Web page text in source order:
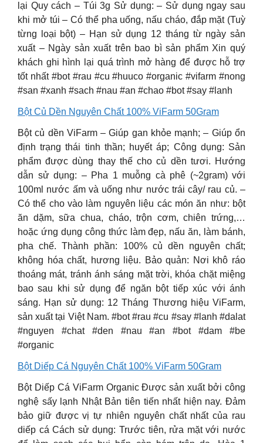
lại Quy cách – Túi 3g Sử dụng: – Sử dụng ngay sau
khi mở túi – Có thể pha uống, nấu cháo, đắp mặt (Tuỳ
từng loại bột) – Hạn sử dụng 12 tháng từ ngày sản
xuất – Ngày sản xuất trên bao bì sản phẩm Xin quý
khách ghi hình lại quá trình mở hàng để được hỗ trợ
tốt nhất #bot #rau #cu #huuco #organic #vifarm #nong
#san #xanh #sach #nau #an #chao #bot #say #lanh
Bột Củ Dền Nguyên Chất 100% ViFarm 50Gram
Bột củ dền ViFarm – Giúp gan khỏe mạnh; – Giúp ổn
định trạng thái tinh thần; huyết áp; Công dụng: Sản
phẩm được dùng thay thế cho củ dền tươi. Hướng
dẫn sử dụng: – Pha 1 muỗng cà phê (~2gram) với
100ml nước ấm và uống như nước trái cây/ rau củ. –
Có thể cho vào làm nguyên liệu các món ăn như: bột
ăn dặm, sữa chua, cháo, trộn cơm, chiên trứng,…
hoặc ứng dụng công thức làm đẹp, nấu ăn, làm bánh,
pha chế. Thành phần: 100% củ dền nguyên chất;
không hóa chất, hương liệu. Bảo quản: Nơi khô ráo
thoáng mát, tránh ánh sáng mặt trời, khóa chặt miệng
bao sau khi sử dụng để ngăn bột tiếp xúc với ánh
sáng. Hạn sử dụng: 12 Tháng Thương hiệu ViFarm,
sản xuất tại Việt Nam. #bot #rau #cu #say #lanh #dalat
#nguyen #chat #den #nau #an #bot #dam #be
#organic
Bột Diếp Cá Nguyên Chất 100% ViFarm 50Gram
Bột Diếp Cá ViFarm Organic Được sản xuất bởi công
nghệ sấy lạnh Nhật Bản tiên tiến nhất hiện nay. Đảm
bảo giữ được vị tự nhiên nguyên chất nhất của rau
diếp cá Cách sử dụng: Trước tiên, rửa mặt với nước